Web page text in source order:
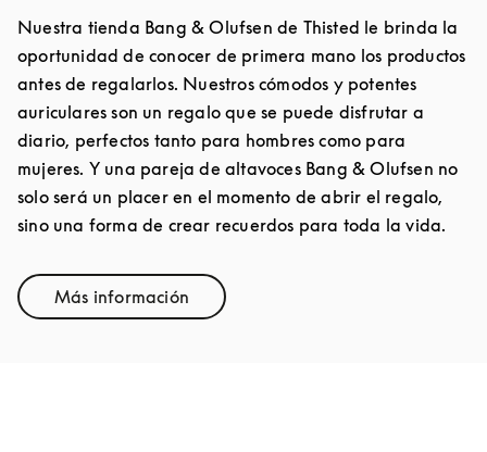
Nuestra tienda Bang & Olufsen de Thisted le brinda la
oportunidad de conocer de primera mano los productos
antes de regalarlos. Nuestros cómodos y potentes
auriculares son un regalo que se puede disfrutar a
diario, perfectos tanto para hombres como para
mujeres. Y una pareja de altavoces Bang & Olufsen no
solo será un placer en el momento de abrir el regalo,
sino una forma de crear recuerdos para toda la vida.
Más informaciónLink Opens in New Tab